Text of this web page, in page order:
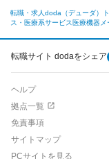
転職・求人doda（デューダ）
ス・医療系サービス 医療機器メ
転職サイト dodaをシェア
ヘルプ
拠点一覧
免責事項
サイトマップ
PCサイトを見る